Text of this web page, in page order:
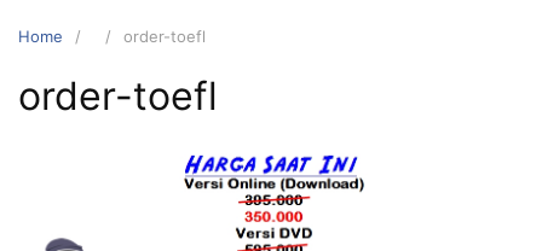
Home order-toefl
order-toefl